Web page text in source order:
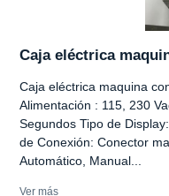
Caja eléctrica
Caja eléctrica maquina
Alimentación : 115, 230
Segundos Tipo de
de Conexión: Conector
Automático, Manual...
Ver más